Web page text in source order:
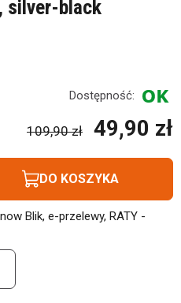
silver-black
Dostępność:
109,90 zł 49,90 zł
DO KOSZYKA
Blik, e-przelewy, RATY -